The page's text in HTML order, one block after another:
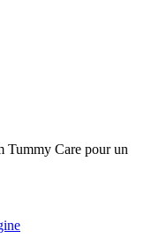
Tummy Care pour un